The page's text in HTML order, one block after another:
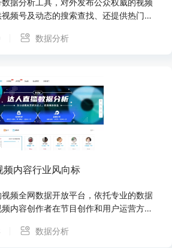
频号及动态的搜索查找、还提供热门话
数据分析
频内容行业风向标
频全网数据开放平台，依托专业的数据
内容创作者在节目创作和用户运营方面
的价值评估。
数据分析